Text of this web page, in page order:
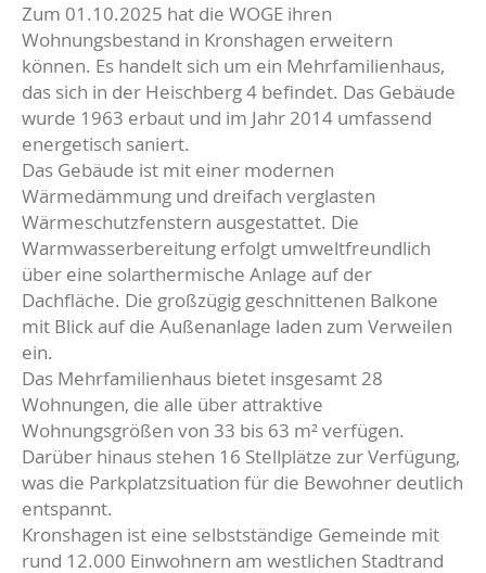
Zum 01.10.2025 hat die WOGE ihren
Wohnungsbestand in Kronshagen erweitern
können. Es handelt sich um ein Mehrfamilienhaus,
das sich in der Heischberg 4 befindet. Das Gebäude
wurde 1963 erbaut und im Jahr 2014 umfassend
energetisch saniert.
Das Gebäude ist mit einer modernen
Wärmedämmung und dreifach verglasten
Wärmeschutzfenstern ausgestattet. Die
Warmwasserbereitung erfolgt umweltfreundlich
über eine solarthermische Anlage auf der
Dachfläche. Die großzügig geschnittenen Balkone
mit Blick auf die Außenanlage laden zum Verweilen
ein.
Das Mehrfamilienhaus bietet insgesamt 28
Wohnungen, die alle über attraktive
Wohnungsgrößen von 33 bis 63 m² verfügen.
Darüber hinaus stehen 16 Stellplätze zur Verfügung,
was die Parkplatzsituation für die Bewohner deutlich
entspannt.
Kronshagen ist eine selbstständige Gemeinde mit
rund 12.000 Einwohnern am westlichen Stadtrand